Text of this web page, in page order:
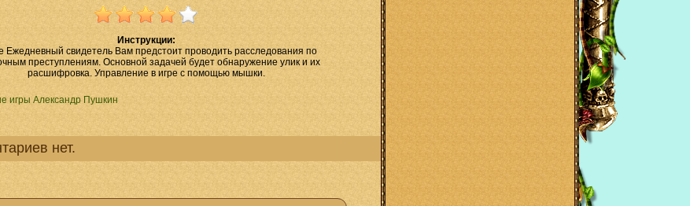
Инструкции:
Ежедневный свидетель Вам предстоит проводить расследования по
преступлениям. Основной задачей будет обнаружение улик и их
расшифровка. Управление в игре с помощью мышки.
игры Александр Пушкин
нет.